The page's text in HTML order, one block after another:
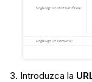
Introduzca la